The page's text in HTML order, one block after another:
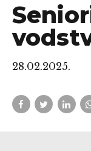
28.02.2025.